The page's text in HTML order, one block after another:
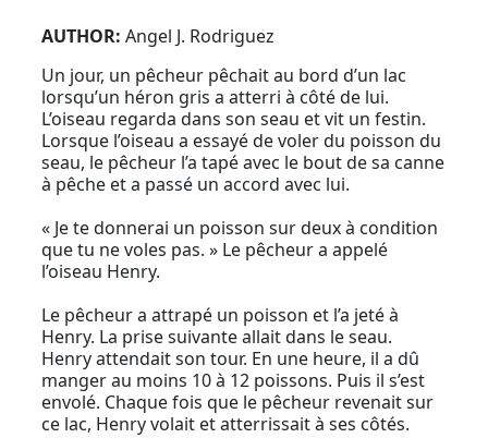
AUTHOR:Angel J. Rodriguez
Un jour, un pêcheur pêchait au bord d’un lac
lorsqu’un héron gris a atterri à côté de lui.
L’oiseau regarda dans son seau et vit un festin.
Lorsque l’oiseau a essayé de voler du poisson du
seau, le pêcheur l’a tapé avec le bout de sa canne
à pêche et a passé un accord avec lui.
« Je te donnerai un poisson sur deux à condition
que tu ne voles pas. » Le pêcheur a appelé
l’oiseau Henry.
Le pêcheur a attrapé un poisson et l’a jeté à
Henry. La prise suivante allait dans le seau.
Henry attendait son tour. En une heure, il a dû
manger au moins 10 à 12 poissons. Puis il s’est
envolé. Chaque fois que le pêcheur revenait sur
ce lac, Henry volait et atterrissait à ses côtés.